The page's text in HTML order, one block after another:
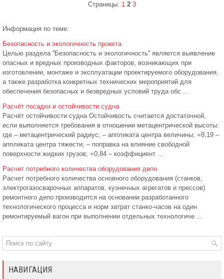
Страницы: 1 2 3
Информация по теме:
Безопасность и экологичность проекта
Целью раздела ''Безопасность и экологичность'' является выявление
опасных и вредных производных факторов, возникающих при
изготовлении, монтаже и эксплуатации проектируемого оборудования,
а также разработка конкретных технических мероприятий для
обеспечения безопасных и безвредных условий труда обс ...
Расчёт посадки и остойчивости судна
Расчёт остойчивости судна Остойчивость считается достаточной,
если выполняется требования в отношении метацентрической высоты:
где – метацентрический радиус; – аппликата центра величины; =8,19 –
аппликата центра тяжести; – поправка на влияние свободной
поверхности жидких грузов; =0,84 – коэффициент ...
Расчет потребного количества оборудования депо
Расчет потребного количества основного оборудования (станков,
электрогазосварочных аппаратов, кузнечных агрегатов и прессов)
ремонтного депо производится на основании разработанного
технологического процесса и норм затрат станко-часов на один
ремонтируемый вагон при выполнении отдельных технологиче ...
НАВИГАЦИЯ